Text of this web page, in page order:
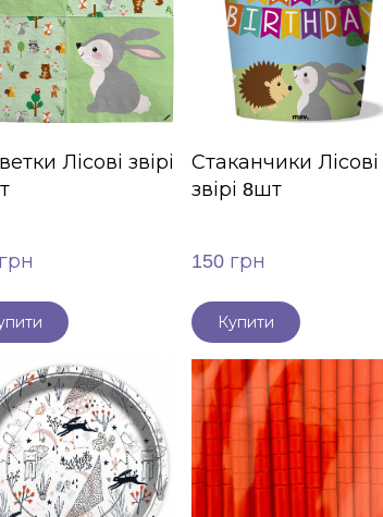
Лісові звірі
Стаканчики Лісові
звірі 8шт
150 грн
Купити